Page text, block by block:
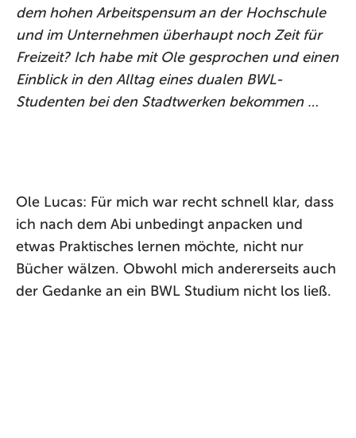
dem hohen Arbeitspensum an der Hochschule
und im Unternehmen überhaupt noch Zeit für
Freizeit? Ich habe mit Ole gesprochen und einen
Einblick in den Alltag eines dualen BWL-
Studenten bei den Stadtwerken bekommen …
Ole Lucas: Für mich war recht schnell klar, dass
ich nach dem Abi unbedingt anpacken und
etwas Praktisches lernen möchte, nicht nur
Bücher wälzen. Obwohl mich andererseits auch
der Gedanke an ein BWL Studium nicht los ließ.